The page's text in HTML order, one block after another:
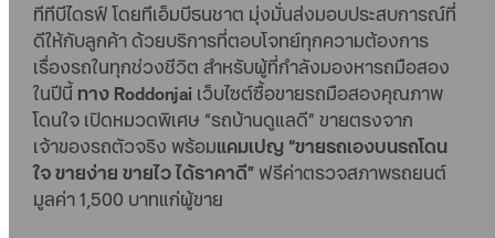
ทีทีบีไดรฟ์ โดยทีเอ็มบีธนชาต มุ่งมั่นส่งมอบประสบการณ์ที่
ดีให้กับลูกค้า ด้วยบริการที่ตอบโจทย์ทุกความต้องการ
เรื่องรถในทุกช่วงชีวิต สำหรับผู้ที่กำลังมองหารถมือสอง
ในปีนี้ ทาง Roddonjai เว็บไซต์ซื้อขายรถมือสองคุณภาพ
โดนใจ เปิดหมวดพิเศษ “รถบ้านดูแลดี” ขายตรงจาก
เจ้าของรถตัวจริง พร้อมแคมเปญ “ขายรถเองบนรถโดน
ใจ ขายง่าย ขายไว ได้ราคาดี”ฟรีค่าตรวจสภาพรถยนต์
มูลค่า 1,500 บาทแก่ผู้ขาย